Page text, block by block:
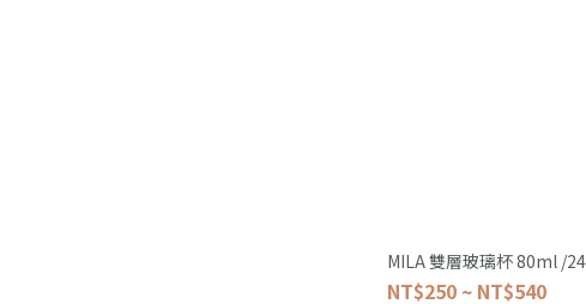
MILA 雙層玻璃杯 80ml /
NT$250 ~ NT$540